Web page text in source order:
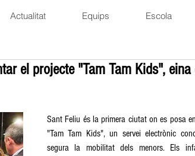
Actualitat Equips Escola
el projecte "Tam Tam Kids",
Sant Feliu és la primera ciutat on es posa
"Tam Tam Kids", un servei electrònic
segura la mobilitat dels menors. Els